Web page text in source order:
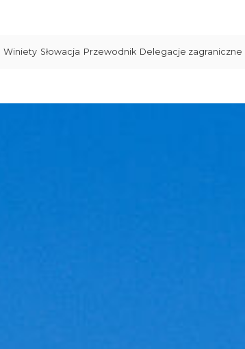
Winiety Słowacja Przewodnik Delegacje zagraniczne